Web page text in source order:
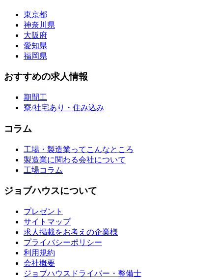
東京都
神奈川県
大阪府
愛知県
福岡県
おすすめの求人情報
期間工
寮/社宅あり・住み込み
コラム
工場・製造業ってこんなところ
製造業に関わる会社について
工場コラム
ジョブハウスについて
プレゼント
サイトマップ
求人掲載をお考えの企業様
プライバシーポリシー
利用規約
会社概要
ジョブハウスドライバー・整備士